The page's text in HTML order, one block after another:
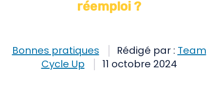
réemploi ?
Bonnes pratiques Rédigé par : Team
Cycle Up
11 octobre 2024